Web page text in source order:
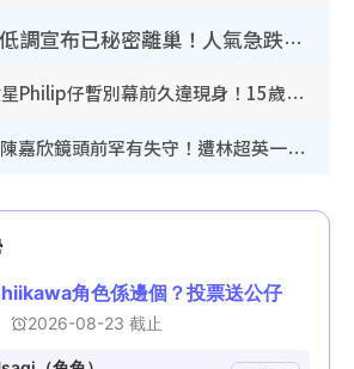
30歲男藝人低調宣布已秘密離巢！人氣急跌變失蹤人口︰「這幾年過得並不容易」
《愛回家》童星Philip仔暫別幕前久違現身！15歲近況暴風長高蛻變帥氣少男
TVB新聞主播陳嘉欣鏡頭前罕有失守！遭林超英一句說話突襲嚇親當場大笑